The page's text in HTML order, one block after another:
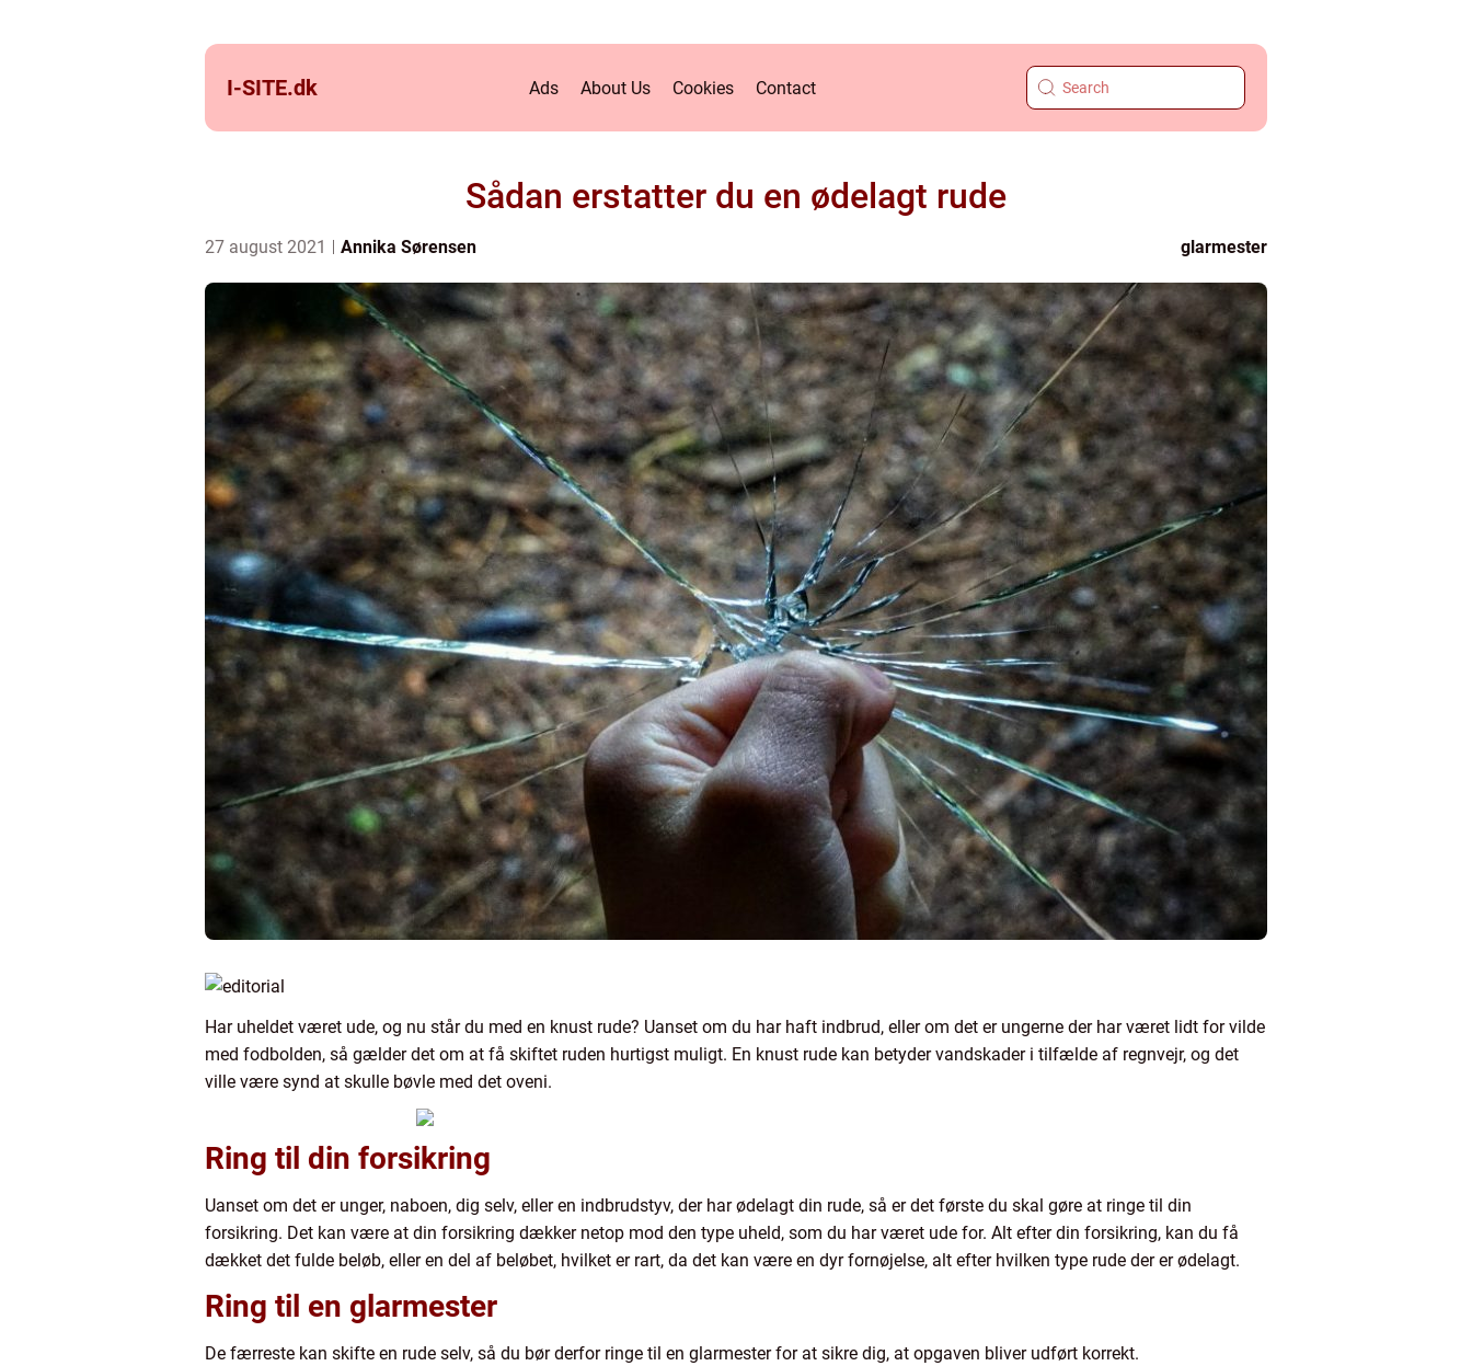
I-SITE.dk Ads About Us Cookies Contact
Sådan erstatter du en ødelagt rude
27 august 2021 Annika Sørensen glarmester
Har uheldet været ude, og nu står du med en knust rude? Uanset om du har haft indbrud, eller om det er ungerne der har været lidt for vilde
med fodbolden, så gælder det om at få skiftet ruden hurtigst muligt. En knust rude kan betyder vandskader i tilfælde af regnvejr, og det
ville være synd at skulle bøvle med det oveni.
Ring til din forsikring
Uanset om det er unger, naboen, dig selv, eller en indbrudstyv, der har ødelagt din rude, så er det første du skal gøre at ringe til din
forsikring. Det kan være at din forsikring dækker netop mod den type uheld, som du har været ude for. Alt efter din forsikring, kan du få
dækket det fulde beløb, eller en del af beløbet, hvilket er rart, da det kan være en dyr fornøjelse, alt efter hvilken type rude der er ødelagt.
Ring til en glarmester
De færreste kan skifte en rude selv, så du bør derfor ringe til en glarmester for at sikre dig, at opgaven bliver udført korrekt.